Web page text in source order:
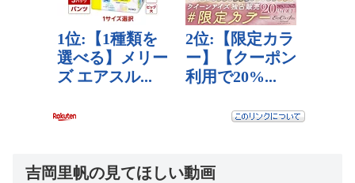
吉岡里帆の見てほしい動画